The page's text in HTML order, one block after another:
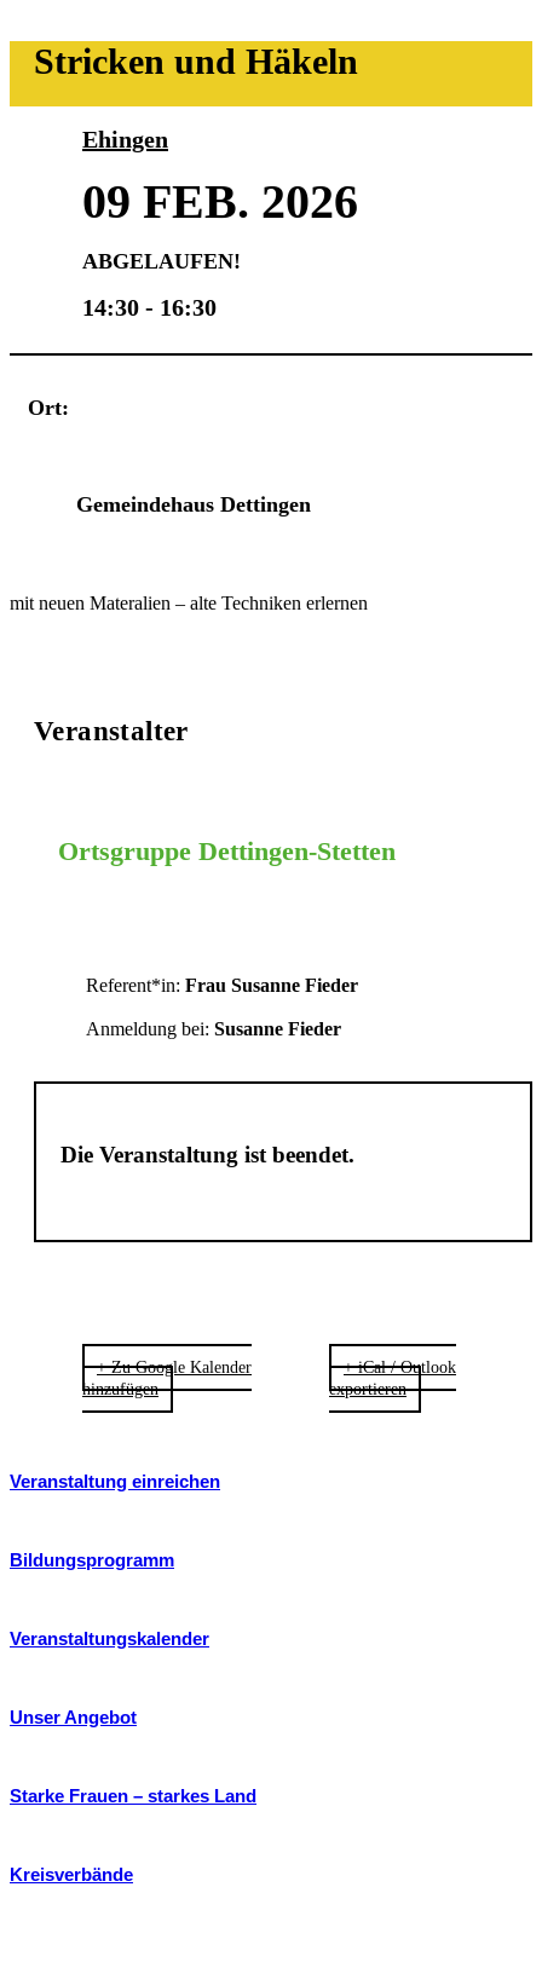
Stricken und Häkeln
Ehingen
09 FEB. 2026
ABGELAUFEN!
14:30 - 16:30
Ort:
Gemeindehaus Dettingen
mit neuen Materalien – alte Techniken erlernen
Veranstalter
Ortsgruppe Dettingen-Stetten
Referent*in: Frau Susanne Fieder
Anmeldung bei: Susanne Fieder
Die Veranstaltung ist beendet.
+ Zu Google Kalender
hinzufügen
+ iCal / Outlook
exportieren
Veranstaltung einreichen
Bildungsprogramm
Veranstaltungskalender
Unser Angebot
Starke Frauen – starkes Land
Kreisverbände